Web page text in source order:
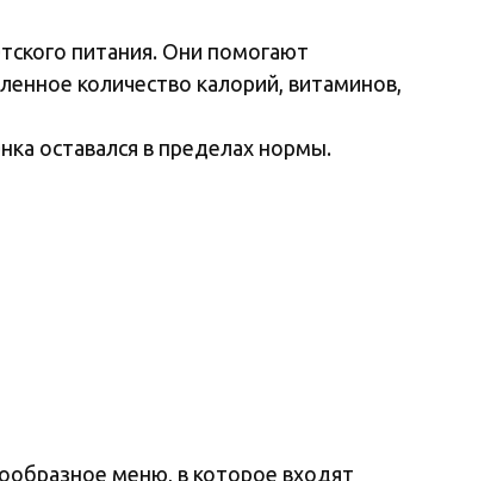
питания. Они помогают
количество калорий, витаминов,
оставался в пределах нормы.
меню, в которое входят